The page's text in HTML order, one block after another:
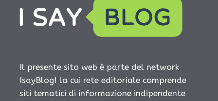
Il presente sito web è parte del network
IsayBlog! la cui rete editoriale comprende
siti tematici di informazione indipendente